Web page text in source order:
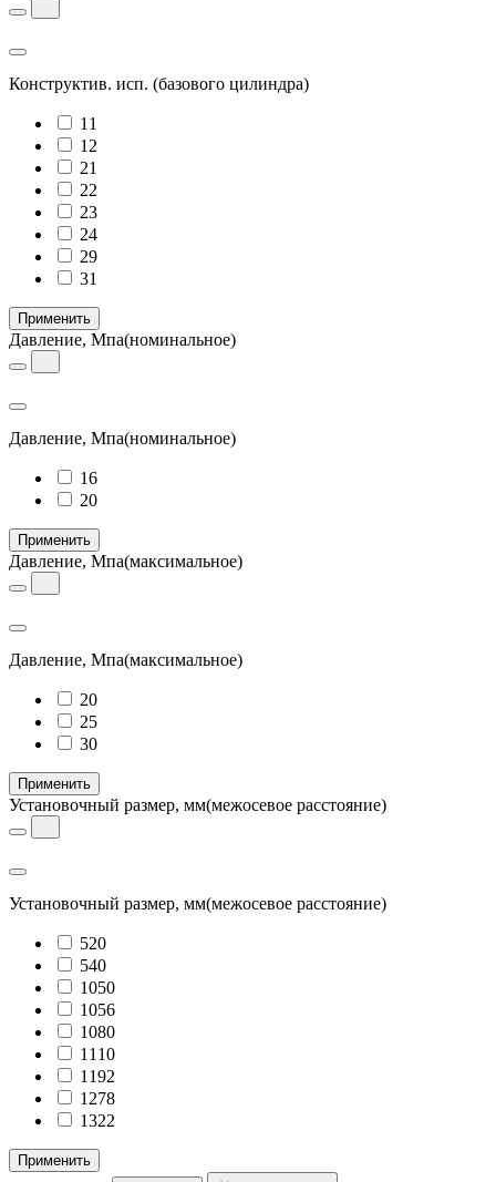
Конструктив. исп. (базового цилиндра)
11
12
21
22
23
24
29
31
Применить
Давление, Мпа(номинальное)
Давление, Мпа(номинальное)
16
20
Применить
Давление, Мпа(максимальное)
Давление, Мпа(максимальное)
20
25
30
Применить
Установочный размер, мм(межосевое расстояние)
Установочный размер, мм(межосевое расстояние)
520
540
1050
1056
1080
1110
1192
1278
1322
Применить